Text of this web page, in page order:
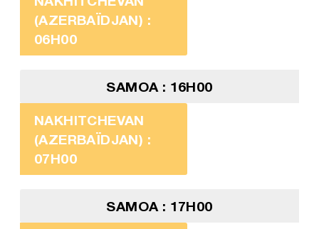
(AZERBAÏDJAN) :
06H00
SAMOA : 16H00
NAKHITCHEVAN
(AZERBAÏDJAN) :
07H00
SAMOA : 17H00